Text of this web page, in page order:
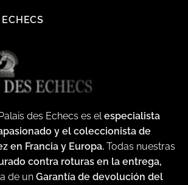
des Echecs es el especialista
y el coleccionista de
en Francia y Europa. Todas nuestras
contra roturas en la entrega,
de un Garantía de devolución del